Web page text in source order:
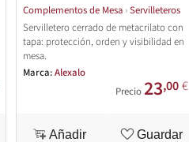
Complementos de Mesa ›Servilleteros
Servilletero cerrado de metacrilato con
tapa: protección, orden y visibilidad en
mesa.
Marca:Alexalo
Precio 23,00€
Añadir Guardar